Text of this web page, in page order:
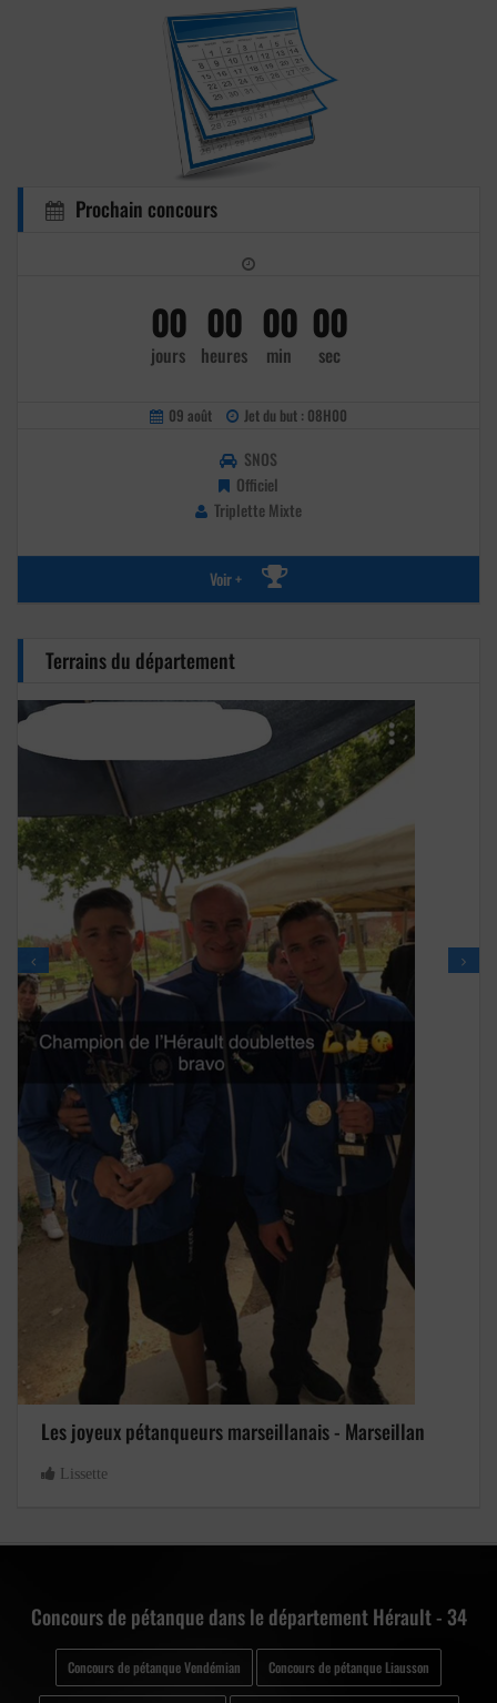
Prochain concours
00
jours
00
heures
00
min
00
sec
09 août Jet du but : 08H00
SNOS
Officiel
Triplette Mixte
Voir +
Terrains du département
Les joyeux pétanqueurs marseillanais - Marseillan
Lissette
Concours de pétanque dans le département Hérault - 34
Concours de pétanque Vendémian Concours de pétanque Liausson